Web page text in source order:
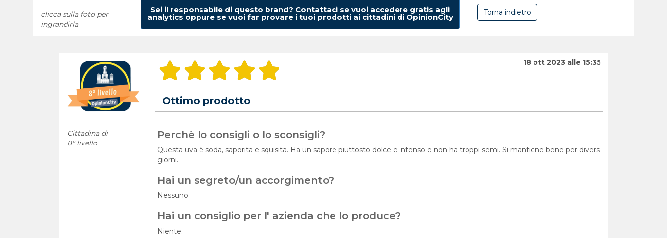
clicca sulla foto per
ingrandirla
Sei il responsabile di questo brand? Contattaci se vuoi accedere gratis agli
analytics oppure se vuoi far provare i tuoi prodotti ai cittadini di OpinionCity
Torna indietro
Cittadina di
8° livello
18 ott 2023 alle 15:35
Ottimo prodotto
Perchè lo consigli o lo sconsigli?
Questa uva è soda, saporita e squisita. Ha un sapore piuttosto dolce e intenso e non ha troppi semi. Si mantiene bene per diversi
giorni.
Hai un segreto/un accorgimento?
Nessuno
Hai un consiglio per l' azienda che lo produce?
Niente.